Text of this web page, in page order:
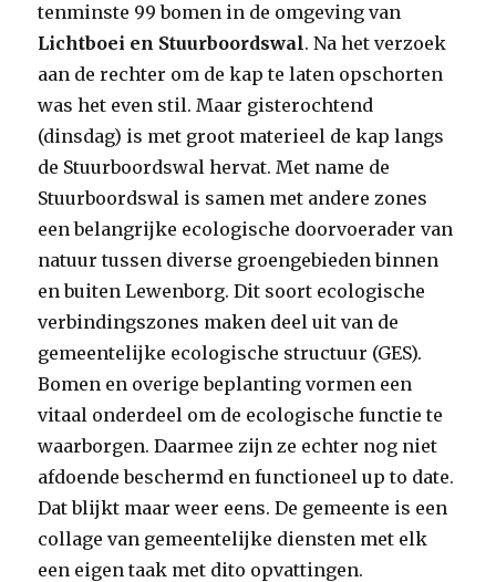
tenminste 99 bomen in de omgeving van
Lichtboei en Stuurboordswal. Na het verzoek
aan de rechter om de kap te laten opschorten
was het even stil. Maar gisterochtend
(dinsdag) is met groot materieel de kap langs
de Stuurboordswal hervat. Met name de
Stuurboordswal is samen met andere zones
een belangrijke ecologische doorvoerader van
natuur tussen diverse groengebieden binnen
en buiten Lewenborg. Dit soort ecologische
verbindingszones maken deel uit van de
gemeentelijke ecologische structuur (GES).
Bomen en overige beplanting vormen een
vitaal onderdeel om de ecologische functie te
waarborgen. Daarmee zijn ze echter nog niet
afdoende beschermd en functioneel up to date.
Dat blijkt maar weer eens. De gemeente is een
collage van gemeentelijke diensten met elk
een eigen taak met dito opvattingen.